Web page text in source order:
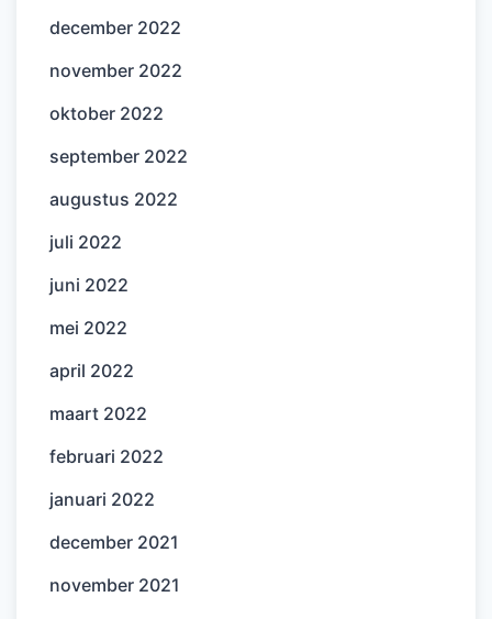
december 2022
november 2022
oktober 2022
september 2022
augustus 2022
juli 2022
juni 2022
mei 2022
april 2022
maart 2022
februari 2022
januari 2022
december 2021
november 2021